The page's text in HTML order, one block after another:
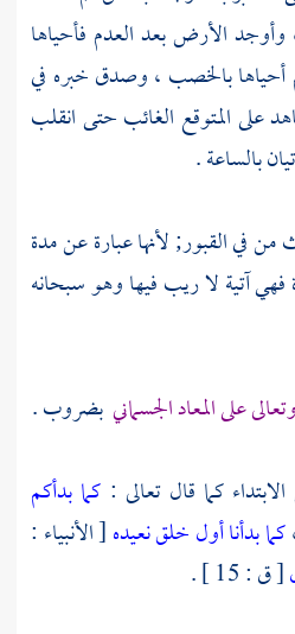
وأوجد الأرض بعد العدم فأحياها
أحياها بالخصب ، وصدق خبره في
على المتوقع الغائب حتى انقلب
بالساعة .
من في القبور; لأنها عبارة عن مدة
فهي آتية لا ريب فيها وهو سبحانه
على المعاد الجسماني بضروب .
كما قال تعالى : كما بدأكم
كما بدأنا أول خلق نعيده[ الأنبياء :
[ ق : 15 ] .